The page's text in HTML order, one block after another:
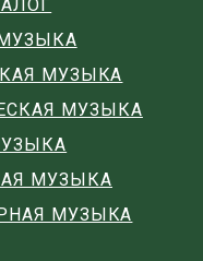
МУЗЫКА
МУЗЫКА
МУЗЫКА
МУЗЫКА